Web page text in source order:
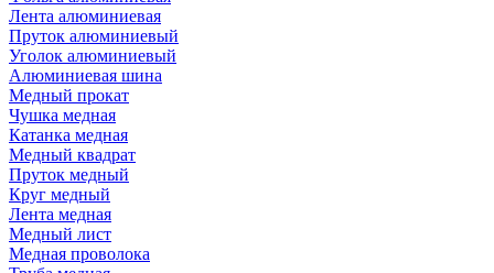
Лента алюминиевая
Пруток алюминиевый
Уголок алюминиевый
Алюминиевая шина
Медный прокат
Чушка медная
Катанка медная
Медный квадрат
Пруток медный
Круг медный
Лента медная
Медный лист
Медная проволока